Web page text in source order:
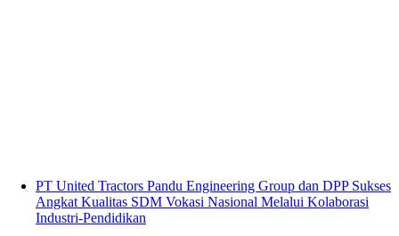
PT United Tractors Pandu Engineering Group dan DPP Sukses
Angkat Kualitas SDM Vokasi Nasional Melalui Kolaborasi
Industri-Pendidikan